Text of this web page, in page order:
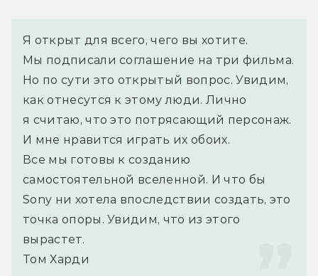
Я открыт для всего, чего вы хотите.
Мы подписали соглашение на три фильма.
Но по сути это открытый вопрос. Увидим,
как отнесутся к этому люди. Лично
я считаю, что это потрясающий персонаж.
И мне нравится играть их обоих.
Все мы готовы к созданию
самостоятельной вселенной. И что бы
Sony ни хотела впоследствии создать, это
точка опоры. Увидим, что из этого
вырастет.
Том Харди